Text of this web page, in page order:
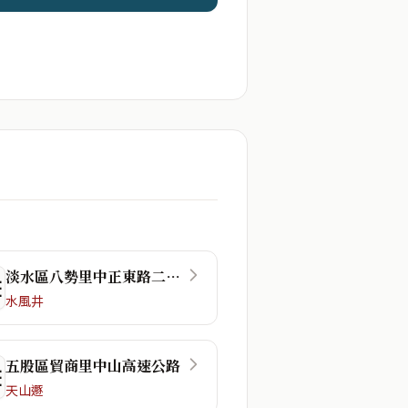
淡水區八勢里中正東路二段48巷
水風井
五股區貿商里中山高速公路
天山遯